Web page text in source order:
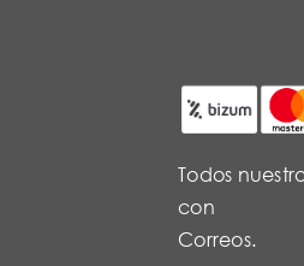
Todos
con
Correos.